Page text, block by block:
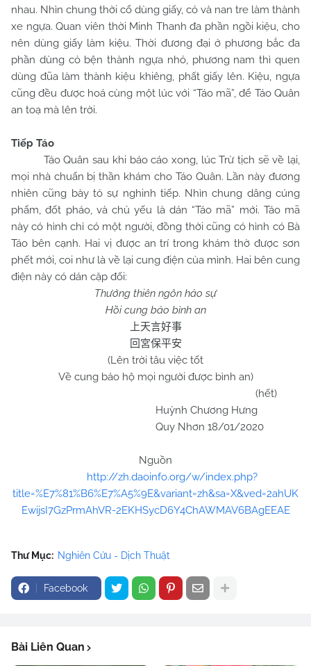
nhau. Nhìn chung thời cổ dùng giấy, cỏ và nan tre làm thành
xe ngựa. Quan viên thời Minh Thanh đa phần ngồi kiệu, cho
nên dùng giấy làm kiệu. Thời đương đại ở phương bắc đa
phần dùng cỏ bện thành ngựa nhỏ, phương nam thì quen
dùng đũa làm thành kiệu khiêng, phất giấy lên. Kiệu, ngựa
cũng đều được hoá cùng một lúc với “Táo mã”, để Táo Quân
an toạ mà lên trời.
Tiếp Táo
Táo Quân sau khi báo cáo xong, lúc Trừ tịch sẽ về lại,
mọi nhà chuẩn bị thần khám cho Táo Quân. Lần này đương
nhiên cũng bày tỏ sự nghinh tiếp. Nhìn chung dâng cúng
phẩm, đốt pháo, và chủ yếu là dán “Táo mã” mới. Táo mã
này có hình chỉ có một người, đồng thời cũng có hình có Bà
Táo bên cạnh. Hai vị được an trí trong khám thờ được sơn
phết mới, coi như là về lại cung điện của mình. Hai bên cung
điện này có dán cặp đối:
Thướng thiên ngôn hảo sự
Hồi cung bảo bình an
上天言好事
回宮保平安
(Lên trời tâu việc tốt
Về cung bảo hộ mọi người được bình an)
(hết)
Huỳnh Chương Hưng
Quy Nhơn 18/01/2020
Nguồn
http://zh.daoinfo.org/w/index.php?
title=%E7%81%B6%E7%A5%9E&variant=zh&sa=X&ved=2ahUK
EwijsI7GzPrmAhVR-2EKHSycD6Y4ChAWMAV6BAgEEAE
Thư Mục: Nghiên Cứu - Dịch Thuật
Facebook
Bài Liên Quan